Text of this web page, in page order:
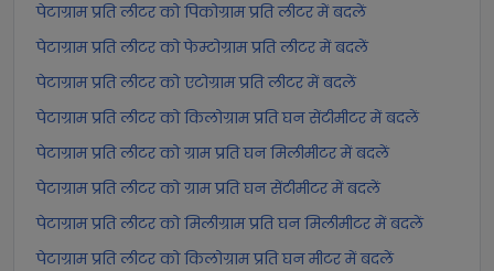
पेटाग्राम प्रति लीटर को पिकोग्राम प्रति लीटर में बदलें
पेटाग्राम प्रति लीटर को फेम्टोग्राम प्रति लीटर में बदलें
पेटाग्राम प्रति लीटर को एटोग्राम प्रति लीटर में बदलें
पेटाग्राम प्रति लीटर को किलोग्राम प्रति घन सेंटीमीटर में बदलें
पेटाग्राम प्रति लीटर को ग्राम प्रति घन मिलीमीटर में बदलें
पेटाग्राम प्रति लीटर को ग्राम प्रति घन सेंटीमीटर में बदलें
पेटाग्राम प्रति लीटर को मिलीग्राम प्रति घन मिलीमीटर में बदलें
पेटाग्राम प्रति लीटर को किलोग्राम प्रति घन मीटर में बदलें